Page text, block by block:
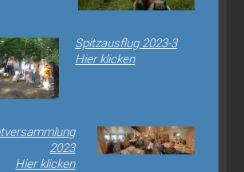
Spitzausflug 2023-3
Hier klicken
2023
Hier klicken